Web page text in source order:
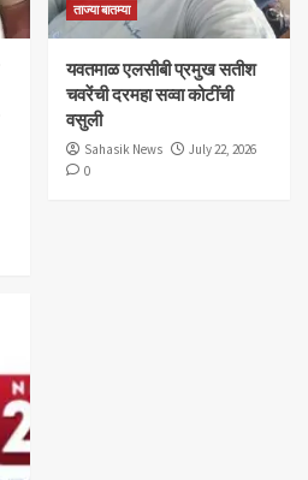
ताज्या बातम्या
यवतमाळ एलसीबी प्रमुख सतीश
चवरेंची दरमहा सव्वा कोटींची
वसुली
Sahasik News
July 22, 2026
0